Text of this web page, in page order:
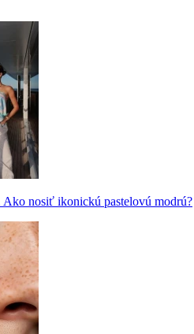
nosiť ikonickú pastelovú modrú?